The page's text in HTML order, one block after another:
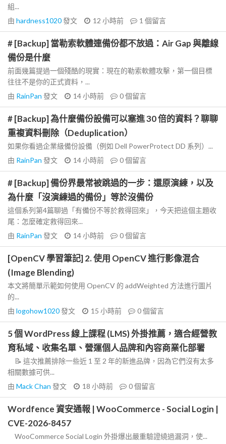
組...
由 hardness1020發文 12 小時前 1 個留言
# [Backup] 當勒索軟體連備份都不放過：Air Gap 與離線
備份是什麼
前面幾篇提過一個殘酷的現實：現在的勒索軟體攻擊，第一個目標
往往不是你的正式資料，...
由 RainPan 發文 14 小時前 0個留言
# [Backup] 為什麼備份設備可以塞進 30 倍的資料？聊聊
重複資料刪除（Deduplication）
如果你看過企業級備份設備（例如 Dell PowerProtect DD 系列）...
由 RainPan 發文 14 小時前 0個留言
# [Backup] 備份界最常被跳過的一步：還原演練，以及
為什麼「沒演練過的備份」等於沒備份
這個系列第4篇聊過「有備份不等於救得回來」，今天把這個主題收
尾：怎麼確定救得回來...
由 RainPan 發文 14 小時前 0個留言
[OpenCV 學習筆記] 2. 使用 OpenCV 進行影像混合
(Image Blending)
本文將簡單示範如何使用 OpenCV 的 addWeighted 方法進行圖片
的...
由 logohow1020發文 15 小時前 0個留言
5 個 WordPress 線上課程 (LMS) 外掛推薦，適合經營教
育私域、收集名單、營運個人品牌和內容商業化部署
📝 這次推薦排除一些近 1 至 2 年的新進品牌，因為它們沒有太多
相關數據可供...
由 Mack Chan 發文 18 小時前 0個留言
Wordfence 資安通報 | WooCommerce - Social Login |
CVE-2026-8457
WooCommerce Social Login 外掛爆出嚴重驗證繞過漏洞，使...